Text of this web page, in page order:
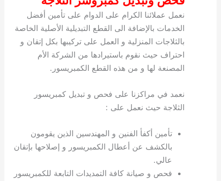
نعمل عملائنا الكرام على الدوام على تأمين أفضل
الخدمات بالإضافة الى القطع التبديلية الأصلية الخاصة
بالثلاجات المنزلية و العمل على تركيبها بكل إتقان و
احتراف حيث نقوم باستيرادها من الشركة الأم
المصنعة لها و من هذه القطع الكمبريسور.
نعمد في مراكزنا على فحص و تبديل كمبريسور
الثلاجة حيث نعمل على :
تأمين أكفأ الفنين و المهندسين الذين يقومون
بالكشف عن أعطال الكمبريسور و إصلاحها بإتقان
عالي.
فحص و صيانة كافة التمديدات التابعة للكمبريسور